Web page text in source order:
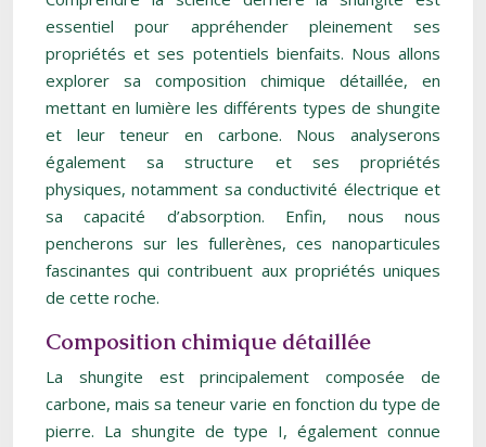
essentiel pour appréhender pleinement ses
propriétés et ses potentiels bienfaits. Nous allons
explorer sa composition chimique détaillée, en
mettant en lumière les différents types de shungite
et leur teneur en carbone. Nous analyserons
également sa structure et ses propriétés
physiques, notamment sa conductivité électrique et
sa capacité d’absorption. Enfin, nous nous
pencherons sur les fullerènes, ces nanoparticules
fascinantes qui contribuent aux propriétés uniques
de cette roche.
Composition chimique détaillée
La shungite est principalement composée de
carbone, mais sa teneur varie en fonction du type de
pierre. La shungite de type I, également connue